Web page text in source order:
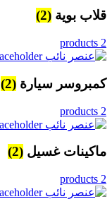
قلاب بوية (2)
2 products
كمبروسر سيارة (2)
2 products
ماكينات غسيل (2)
2 products